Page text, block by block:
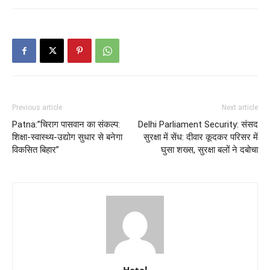
Previous article
Patna:”चिराग पासवान का संकल्प:
शिक्षा-स्वास्थ्य-उद्योग सुधार से बनेगा
विकसित बिहार”
Next article
Delhi Parliament Security: संसद
सुरक्षा में सेंध: दीवार कूदकर परिसर में
घुसा शख्स, सुरक्षा बलों ने दबोचा